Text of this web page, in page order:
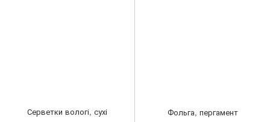
Серветки вологі, сухі Фольга, пергамент